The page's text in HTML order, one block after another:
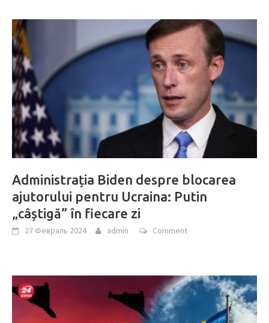
Administrația Biden despre blocarea
ajutorului pentru Ucraina: Putin
„câștigă” în fiecare zi
27 Февраль 2024 admin Comment